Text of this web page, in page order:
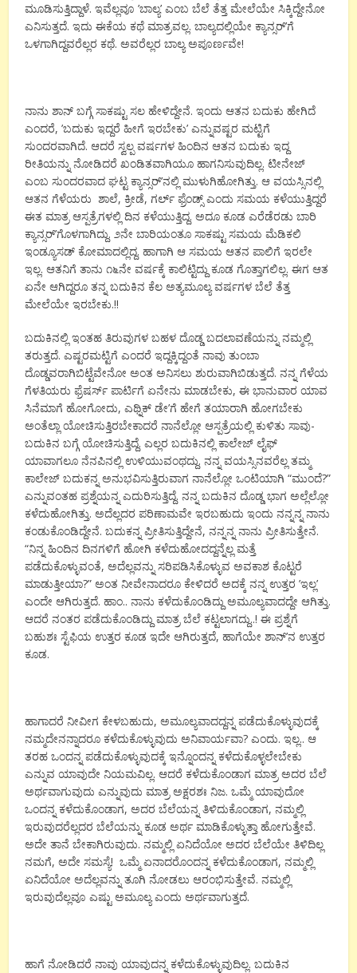
ಮೂಡಿಸುತ್ತಿದ್ದಾಳೆ. ಇವೆಲ್ಲವೂ ’ಬಾಲ್ಯ’ ಎಂಬ ಬೆಲೆ ತೆತ್ತ ಮೇಲೆಯೇ ಸಿಕ್ಕಿದ್ದೇನೋ
ಎನಿಸುತ್ತದೆ. ಇದು ಈಕೆಯ ಕಥೆ ಮಾತ್ರವಲ್ಲ. ಬಾಲ್ಯದಲ್ಲಿಯೇ ಕ್ಯಾನ್ಸರ್’ಗೆ
ಒಳಗಾಗಿದ್ದವರೆಲ್ಲರ ಕಥೆ. ಅವರೆಲ್ಲರ ಬಾಲ್ಯ ಅಪೂರ್ಣವೇ!
ನಾನು ಶಾನ್ ಬಗ್ಗೆ ಸಾಕಷ್ಟು ಸಲ ಹೇಳಿದ್ದೇನೆ. ಇಂದು ಆತನ ಬದುಕು ಹೇಗಿದೆ
ಎಂದರೆ, ’ಬದುಕು ಇದ್ದರೆ ಹೀಗೆ ಇರಬೇಕು’ ಎನ್ನುವಷ್ಟರ ಮಟ್ಟಿಗೆ
ಸುಂದರವಾಗಿದೆ. ಆದರೆ ಸ್ವಲ್ಪ ವರ್ಷಗಳ ಹಿಂದಿನ ಆತನ ಬದುಕು ಇದ್ದ
ರೀತಿಯನ್ನು ನೋಡಿದರೆ ಖಂಡಿತವಾಗಿಯೂ ಹಾಗನಿಸುವುದಿಲ್ಲ. ಟೀನೇಜ್
ಎಂಬ ಸುಂದರವಾದ ಘಟ್ಟ ಕ್ಯಾನ್ಸರ್’ನಲ್ಲಿ ಮುಳುಗಿಹೋಗಿತ್ತು. ಆ ವಯಸ್ಸಿನಲ್ಲಿ
ಆತನ ಗೆಳೆಯರು ಶಾಲೆ, ಕ್ರೀಡೆ, ಗರ್ಲ್ ಫ್ರೆಂಡ್ಸ್ ಎಂದು ಸಮಯ ಕಳೆಯುತ್ತಿದ್ದರೆ
ಈತ ಮಾತ್ರ ಆಸ್ಪತ್ರೆಗಳಲ್ಲಿ ದಿನ ಕಳೆಯುತ್ತಿದ್ದ. ಅದೂ ಕೂಡ ಎರೆಡೆರಡು ಬಾರಿ
ಕ್ಯಾನ್ಸರ್’ಗೊಳಗಾಗಿದ್ದು. ೨ನೇ ಬಾರಿಯಂತೂ ಸಾಕಷ್ಟು ಸಮಯ ಮೆಡಿಕಲಿ
ಇಂಡ್ಯೂಸಡ್ ಕೋಮಾದಲ್ಲಿದ್ದ. ಹಾಗಾಗಿ ಆ ಸಮಯ ಆತನ ಪಾಲಿಗೆ ಇರಲೇ
ಇಲ್ಲ. ಆತನಿಗೆ ತಾನು ೧೬ನೇ ವರ್ಷಕ್ಕೆ ಕಾಲಿಟ್ಟಿದ್ದು ಕೂಡ ಗೊತ್ತಾಗಲಿಲ್ಲ. ಈಗ ಆತ
ಏನೇ ಆಗಿದ್ದರೂ ತನ್ನ ಬದುಕಿನ ಕೆಲ ಅತ್ಯಮೂಲ್ಯ ವರ್ಷಗಳ ಬೆಲೆ ತೆತ್ತ
ಮೇಲೆಯೇ ಇರಬೇಕು.!!
ಬದುಕಿನಲ್ಲಿ ಇಂತಹ ತಿರುವುಗಳ ಬಹಳ ದೊಡ್ಡ ಬದಲಾವಣೆಯನ್ನು ನಮ್ಮಲ್ಲಿ
ತರುತ್ತದೆ. ಎಷ್ಟರಮಟ್ಟಿಗೆ ಎಂದರೆ ಇದ್ದಕ್ಕಿದ್ದಂತೆ ನಾವು ತುಂಬಾ
ದೊಡ್ಡವರಾಗಿಬಿಟ್ಟೆವೇನೋ ಅಂತ ಅನಿಸಲು ಶುರುವಾಗಿಬಿಡುತ್ತದೆ. ನನ್ನ ಗೆಳೆಯ
ಗೆಳತಿಯರು ಫ್ರೆಷರ್ಸ್ ಪಾರ್ಟಿಗೆ ಏನೇನು ಮಾಡಬೇಕು, ಈ ಭಾನುವಾರ ಯಾವ
ಸಿನೆಮಾಗೆ ಹೋಗೋದು, ಎಥ್ನಿಕ್ ಡೇ’ಗೆ ಹೇಗೆ ತಯಾರಾಗಿ ಹೋಗಬೇಕು
ಅಂತೆಲ್ಲಾ ಯೋಚಿಸುತ್ತಿರಬೇಕಾದರೆ ನಾನೆಲ್ಲೋ ಆಸ್ಪತ್ರೆಯಲ್ಲಿ ಕುಳಿತು ಸಾವು-
ಬದುಕಿನ ಬಗ್ಗೆ ಯೋಚಿಸುತ್ತಿದ್ದೆ. ಎಲ್ಲರ ಬದುಕಿನಲ್ಲಿ ಕಾಲೇಜ್ ಲೈಫ್
ಯಾವಾಗಲೂ ನೆನಪಿನಲ್ಲಿ ಉಳಿಯುವಂಥದ್ದು. ನನ್ನ ವಯಸ್ಸಿನವರೆಲ್ಲ ತಮ್ಮ
ಕಾಲೇಜ್ ಬದುಕನ್ನ ಅನುಭವಿಸುತ್ತಿರುವಾಗ ನಾನೆಲ್ಲೋ ಒಂಟಿಯಾಗಿ “ಮುಂದೆ?”
ಎನ್ನುವಂತಹ ಪ್ರಶ್ನೆಯನ್ನ ಎದುರಿಸುತ್ತಿದ್ದೆ. ನನ್ನ ಬದುಕಿನ ದೊಡ್ಡ ಭಾಗ ಅಲ್ಲೆಲ್ಲೋ
ಕಳೆದುಹೋಗಿತ್ತು. ಅದೆಲ್ಲದರ ಪರಿಣಾಮವೇ ಇರಬಹುದು ಇಂದು ನನ್ನನ್ನ ನಾನು
ಕಂಡುಕೊಂಡಿದ್ದೇನೆ. ಬದುಕನ್ನ ಪ್ರೀತಿಸುತ್ತಿದ್ದೇನೆ, ನನ್ನನ್ನ ನಾನು ಪ್ರೀತಿಸುತ್ತೇನೆ.
“ನಿನ್ನ ಹಿಂದಿನ ದಿನಗಳಿಗೆ ಹೋಗಿ ಕಳೆದುಹೋದದ್ದನ್ನೆಲ್ಲ ಮತ್ತೆ
ಪಡೆದುಕೊಳ್ಳುವಂತೆ, ಅದೆಲ್ಲವನ್ನು ಸರಿಪಡಿಸಿಕೊಳ್ಳುವ ಅವಕಾಶ ಕೊಟ್ಟರೆ
ಮಾಡುತ್ತೀಯಾ?” ಅಂತ ನೀವೇನಾದರೂ ಕೇಳಿದರೆ ಅದಕ್ಕೆ ನನ್ನ ಉತ್ತರ ’ಇಲ್ಲ’
ಎಂದೇ ಆಗಿರುತ್ತದೆ. ಹಾಂ.. ನಾನು ಕಳೆದುಕೊಂಡಿದ್ದು ಅಮೂಲ್ಯವಾದದ್ದೇ ಆಗಿತ್ತು.
ಆದರೆ ನಂತರ ಪಡೆದುಕೊಂಡಿದ್ದು ಮಾತ್ರ ಬೆಲೆ ಕಟ್ಟಲಾಗದ್ದು..! ಈ ಪ್ರಶ್ನೆಗೆ
ಬಹುಶಃ ಸ್ಟೆಫಿಯ ಉತ್ತರ ಕೂಡ ಇದೇ ಆಗಿರುತ್ತದೆ, ಹಾಗೆಯೇ ಶಾನ್’ನ ಉತ್ತರ
ಕೂಡ.
ಹಾಗಾದರೆ ನೀವೀಗ ಕೇಳಬಹುದು, ಅಮೂಲ್ಯವಾದದ್ದನ್ನ ಪಡೆದುಕೊಳ್ಳುವುದಕ್ಕೆ
ನಮ್ಮದೇನನ್ನಾದರೂ ಕಳೆದುಕೊಳ್ಳುವುದು ಅನಿವಾರ್ಯವಾ? ಎಂದು. ಇಲ್ಲ.. ಆ
ತರಹ ಒಂದನ್ನ ಪಡೆದುಕೊಳ್ಳುವುದಕ್ಕೆ ಇನ್ನೊಂದನ್ನ ಕಳೆದುಕೊಳ್ಳಲೇಬೇಕು
ಎನ್ನುವ ಯಾವುದೇ ನಿಯಮವಿಲ್ಲ. ಆದರೆ ಕಳೆದುಕೊಂಡಾಗ ಮಾತ್ರ ಅದರ ಬೆಲೆ
ಅರ್ಥವಾಗುವುದು ಎನ್ನುವುದು ಮಾತ್ರ ಅಕ್ಷರಶಃ ನಿಜ. ಒಮ್ಮೆ ಯಾವುದೋ
ಒಂದನ್ನ ಕಳೆದುಕೊಂಡಾಗ, ಅದರ ಬೆಲೆಯನ್ನ ತಿಳಿದುಕೊಂಡಾಗ, ನಮ್ಮಲ್ಲಿ
ಇರುವುದರೆಲ್ಲದರ ಬೆಲೆಯನ್ನು ಕೂಡ ಅರ್ಥ ಮಾಡಿಕೊಳ್ಳುತ್ತಾ ಹೋಗುತ್ತೇವೆ.
ಅದೇ ತಾನೆ ಬೇಕಾಗಿರುವುದು. ನಮ್ಮಲ್ಲಿ ಏನಿದೆಯೋ ಅದರ ಬೆಲೆಯೇ ತಿಳಿದಿಲ್ಲ
ನಮಗೆ, ಅದೇ ಸಮಸ್ಯೆ! ಒಮ್ಮೆ ಏನಾದರೊಂದನ್ನ ಕಳೆದುಕೊಂಡಾಗ, ನಮ್ಮಲ್ಲಿ
ಏನಿದೆಯೋ ಅದೆಲ್ಲವನ್ನು ತೂಗಿ ನೋಡಲು ಆರಂಭಿಸುತ್ತೇವೆ. ನಮ್ಮಲ್ಲಿ
ಇರುವುದೆಲ್ಲವೂ ಎಷ್ಟು ಅಮೂಲ್ಯ ಎಂದು ಅರ್ಥವಾಗುತ್ತದೆ.
ಹಾಗೆ ನೋಡಿದರೆ ನಾವು ಯಾವುದನ್ನ ಕಳೆದುಕೊಳ್ಳುವುದಿಲ್ಲ. ಬದುಕಿನ